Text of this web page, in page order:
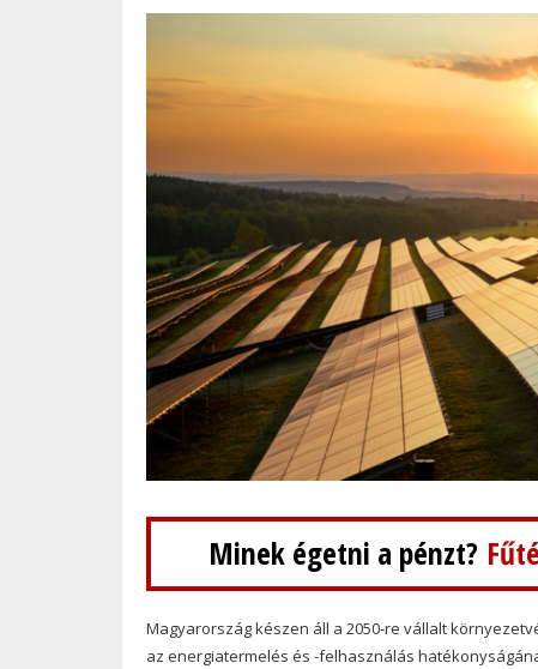
Minek égetni a pénzt?
Magyarország készen áll a 2050-re vállalt
az energiatermelés és -felhasználás